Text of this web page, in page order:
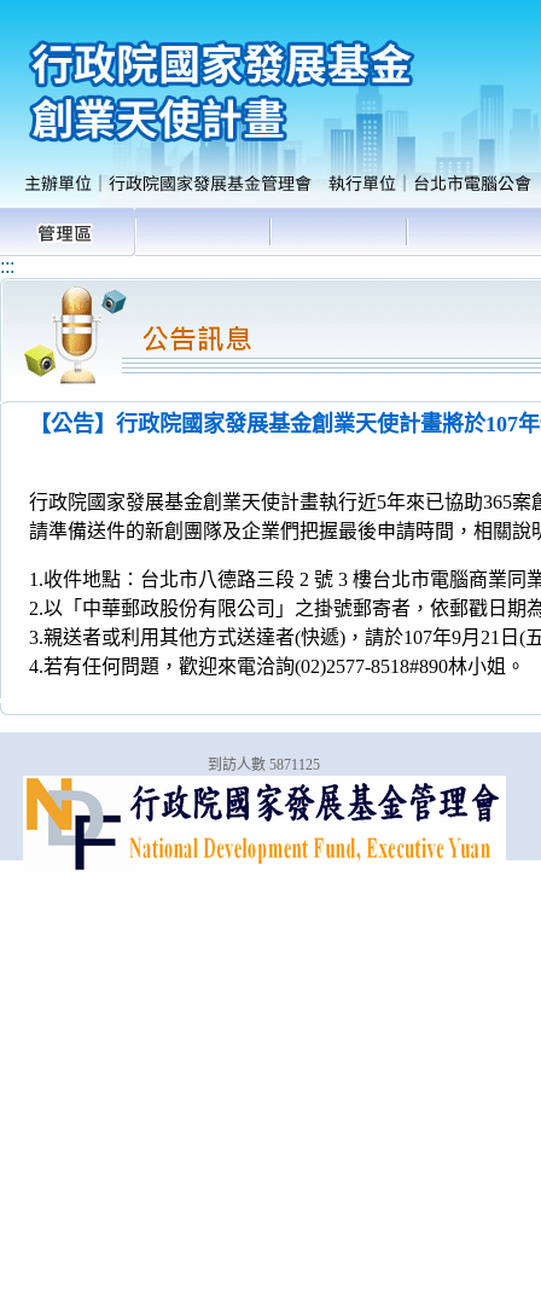
:::
【公告】行政院國家發展基金創業天使計畫將於107
行政院國家發展基金創業天使計畫執行近5年來已協助365
請準備送件的新創團隊及企業們把握最後申請時間，相關說
1.收件地點：台北市八德路三段 2 號 3 樓台北市電腦商業同
2.以「中華郵政股份有限公司」之掛號郵寄者，依郵戳日期
3.親送者或利用其他方式送達者(快遞)，請於107年9月21日(
4.若有任何問題，歡迎來電洽詢(02)2577-8518#890林小姐。
到訪人數 5871125